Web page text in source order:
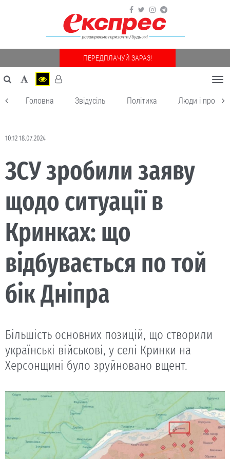
ПЕРЕДПЛАЧУЙ ЗАРАЗ!
Головна Звідусіль Політика Люди і
10:12 18.07.2024
ЗСУ зробили заяву
щодо ситуації в
Кринках: що
відбувається по той
бік Дніпра
Більшість основних позицій, що створили
українські військові, у селі Кринки на
Херсонщині було зруйновано вщент.